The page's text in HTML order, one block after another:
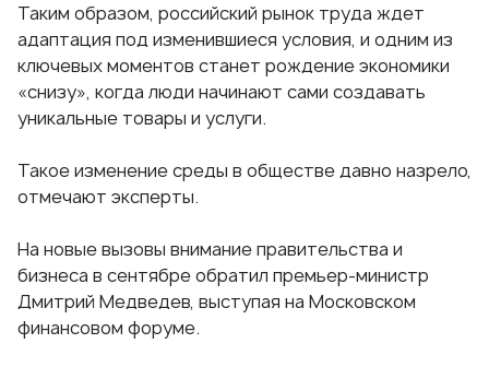
Таким образом, российский рынок труда ждет
адаптация под изменившиеся условия, и одним из
ключевых моментов станет рождение экономики
«снизу», когда люди начинают сами создавать
уникальные товары и услуги.
Такое изменение среды в обществе давно назрело,
отмечают эксперты.
На новые вызовы внимание правительства и
бизнеса в сентябре обратил премьер-министр
Дмитрий Медведев, выступая на Московском
финансовом форуме.